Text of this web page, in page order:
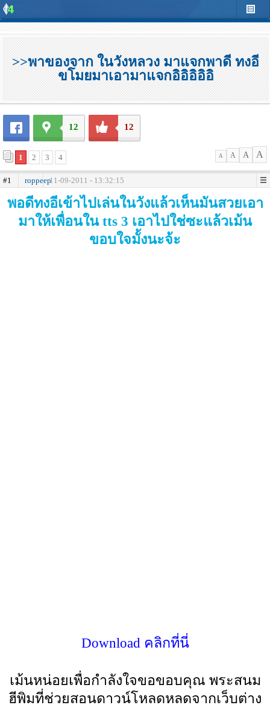
>>พาของจาก ในวังหลวง มาแจกพาดี ทงอี
ขโมยมาเอามาแจกอิอิอิอิอิ
12 12
1 2 3 4 A A A A
#1 roppeep11-09-2011 - 13:32:15
พอดีทงอีเข้าไปเล่นในวังแล้วเห็นมันสวยเอา
มาให้เพื่อนใน tts 3 เอาไปใช่ซะแล้วเม้น
ขอบใจมั้งนะจ้ะ
Download คลิกที่นี่
เม้นหน่อยเพื่อกำลังใจขอขอบคุณ พระสนม
ฮีพิมที่ช่วยสอนดาวน์โหลดหลดจากเว็บต่าง